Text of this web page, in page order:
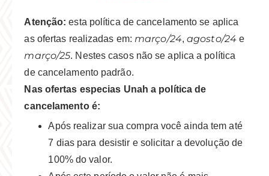
Atenção: esta política de cancelamento se aplica
as ofertas realizadas em: março/24,agosto/24e
março/25. Nestes casos não se aplica a política
de cancelamento padrão.
Nas ofertas especias Unah a política de
cancelamento é:
Após realizar sua compra você ainda tem até
7 dias para desistir e solicitar a devolução de
100% do valor.